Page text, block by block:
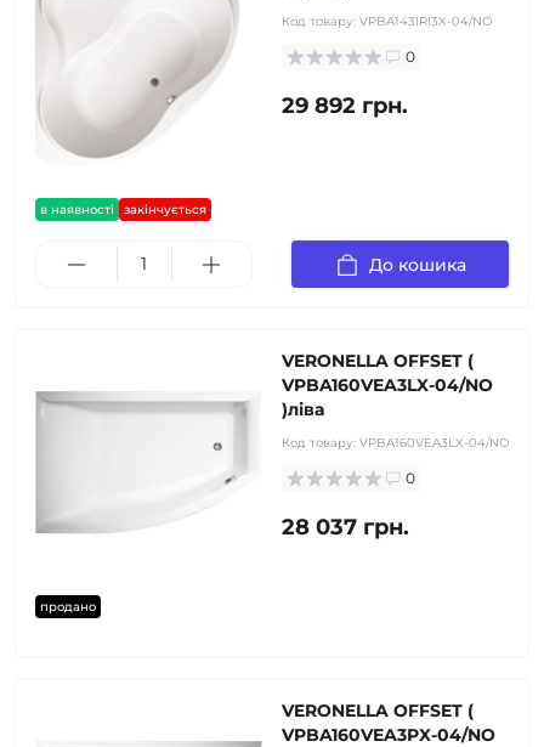
в наявності закінчується
Код товару: VPBA143IRI3X-04/NO
0
29 892 грн.
До кошика
продано
VERONELLA OFFSET (
VPBA160VEA3LX-04/NO
)ліва
Код товару: VPBA160VEA3LX-04/NO
0
28 037 грн.
VERONELLA OFFSET (
VPBA160VEA3PX-04/NO